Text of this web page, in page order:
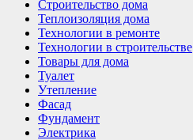
Строительство дома
Теплоизоляция дома
Технологии в ремонте
Технологии в строительстве
Товары для дома
Туалет
Утепление
Фасад
Фундамент
Электрика